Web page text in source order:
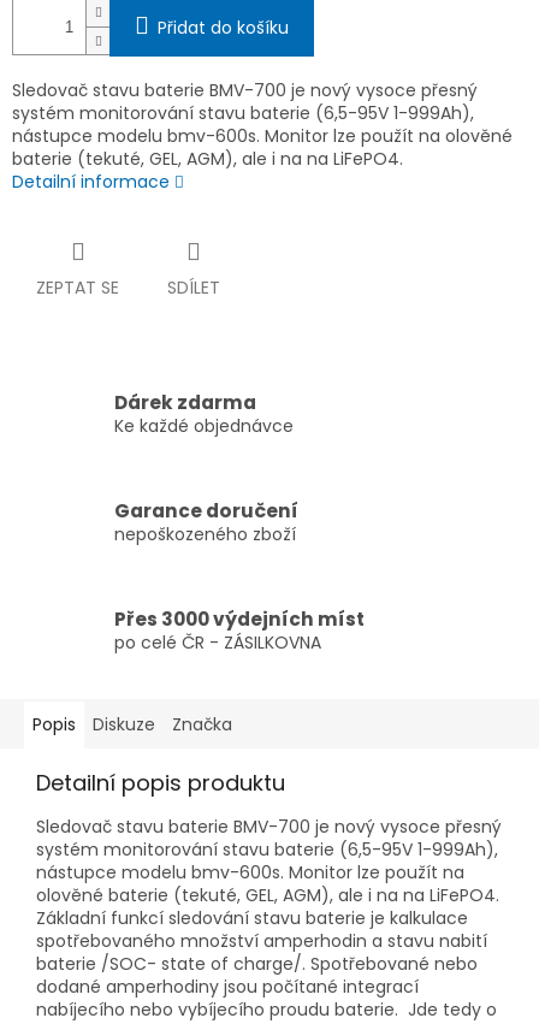
Přidat do košíku
Sledovač stavu baterie BMV-700 je nový vysoce přesný
systém monitorování stavu baterie (6,5-95V 1-999Ah),
nástupce modelu bmv-600s. Monitor lze použít na olověné
baterie (tekuté, GEL, AGM), ale i na na LiFePO4.
Detailní informace
ZEPTAT SE SDÍLET
Dárek zdarma
Ke každé objednávce
Garance doručení
nepoškozeného zboží
Přes 3000 výdejních míst
po celé ČR - ZÁSILKOVNA
Popis Diskuze Značka
Detailní popis produktu
Sledovač stavu baterie BMV-700 je nový vysoce přesný
systém monitorování stavu baterie (6,5-95V 1-999Ah),
nástupce modelu bmv-600s. Monitor lze použít na
olověné baterie (tekuté, GEL, AGM), ale i na na LiFePO4.
Základní funkcí sledování stavu baterie je kalkulace
spotřebovaného množství amperhodin a stavu nabití
baterie /SOC- state of charge/. Spotřebované nebo
dodané amperhodiny jsou počítané integrací
nabíjecího nebo vybíjecího proudu baterie. Jde tedy o